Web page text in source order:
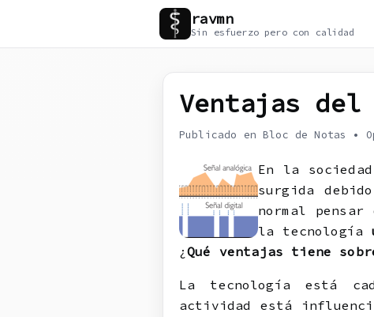
ravmn
Sin esfuerzo pero con calidad
Ventajas
Publicado en Bloc de Notas •
En la
surgida
normal pensar
la tecnología
¿Qué ventajas tiene
La tecnología está
actividad está